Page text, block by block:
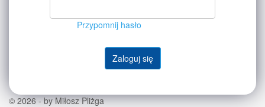
Przypomnij hasło
© 2026 - by Miłosz Pliżga